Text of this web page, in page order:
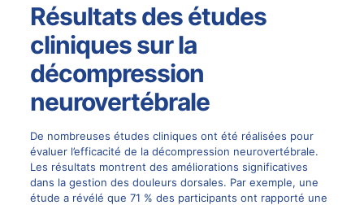
Résultats des études
cliniques sur la
décompression
neurovertébrale
De nombreuses études cliniques ont été réalisées pour
évaluer l’efficacité de la décompression neurovertébrale.
Les résultats montrent des améliorations significatives
dans la gestion des douleurs dorsales. Par exemple, une
étude a révélé que 71 % des participants ont rapporté une